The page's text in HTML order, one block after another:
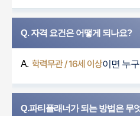
Q. 자격 요건은 어떻게 되나요?
A. 학력무관 / 16세 이상이면 누
Q.파티플래너가 되는 방법은 무